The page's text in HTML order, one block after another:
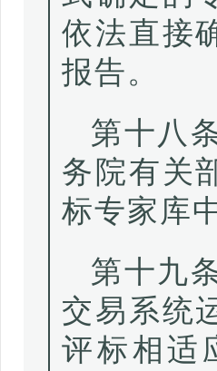
依法直接
报告。
第十八
务院有关
标专家库
第十九
交易系统
评标相适